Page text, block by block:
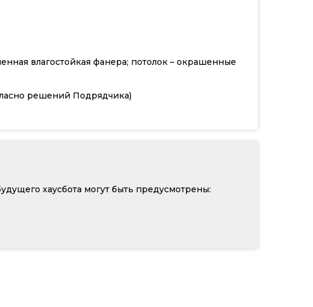
влагостойкая фанера; потолок – окрашенные
решений Подрядчика)
хаусбота могут быть предусмотрены: